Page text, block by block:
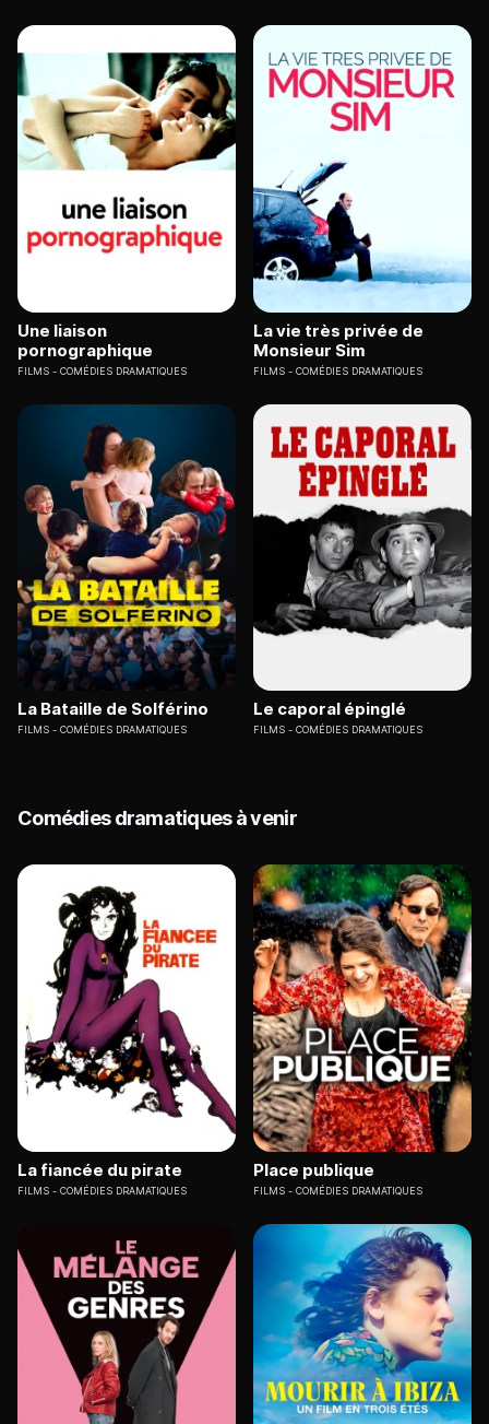
Une liaison
pornographique
FILMS COMÉDIES DRAMATIQUES
La vie très privée de
Monsieur Sim
FILMS COMÉDIES DRAMATIQUES
La Bataille de Solférino
FILMS COMÉDIES DRAMATIQUES
Le caporal épinglé
FILMS COMÉDIES DRAMATIQUES
Comédies dramatiques à venir
La fiancée du pirate
FILMS COMÉDIES DRAMATIQUES
Place publique
FILMS COMÉDIES DRAMATIQUES